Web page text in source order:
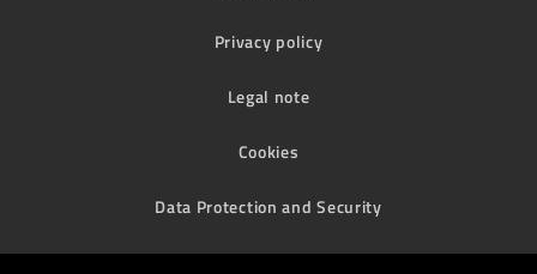
Privacy policy
Legal note
Cookies
Data Protection and Security